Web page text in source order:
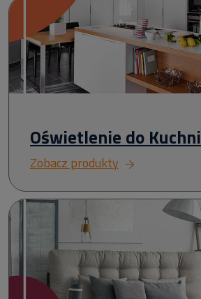
Oświetlenie do Kuchni
Zobacz produkty